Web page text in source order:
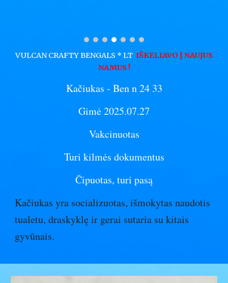
VULCAN CRAFTY BENGALS * LT IŠKELIAVO Į NAUJUS
NAMUS!
Kačiukas - Ben n 24 33
Gimė 2025.07.27
Vakcinuotas
Turi kilmės dokumentus
Čipuotas, turi pasą
Kačiukas yra socializuotas, išmokytas naudotis
tualetu, draskyklę ir gerai sutaria su kitais
gyvūnais.